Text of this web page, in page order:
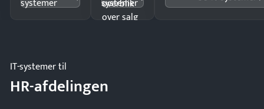
overblik
over salg
IT-systemer til
HR-afdelingen